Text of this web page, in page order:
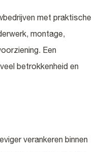
met praktische
montage,
Een
betrokkenheid en
verankeren binnen